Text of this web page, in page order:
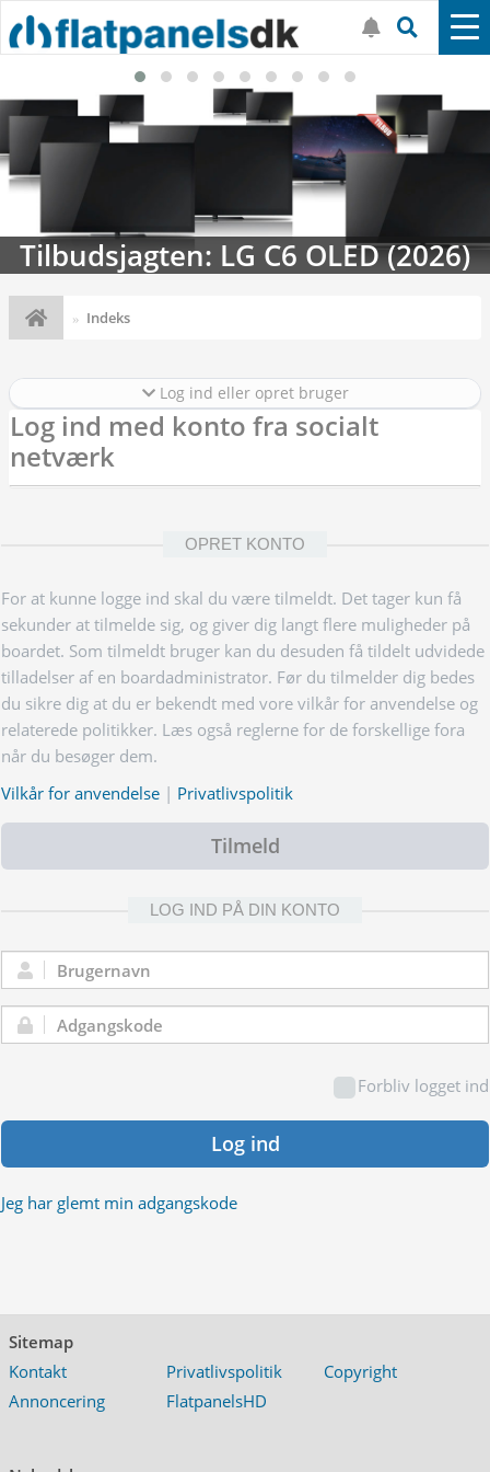
Tilbudsjagten: LG C6 OLED (2026)
Indeks
Log ind eller opret bruger
Log ind med konto fra socialt
netværk
OPRET KONTO
For at kunne logge ind skal du være tilmeldt. Det tager kun få
sekunder at tilmelde sig, og giver dig langt flere muligheder på
boardet. Som tilmeldt bruger kan du desuden få tildelt udvidede
tilladelser af en boardadministrator. Før du tilmelder dig bedes
du sikre dig at du er bekendt med vore vilkår for anvendelse og
relaterede politikker. Læs også reglerne for de forskellige fora
når du besøger dem.
Vilkår for anvendelse | Privatlivspolitik
Tilmeld
LOG IND PÅ DIN KONTO
Brugernavn:
Adgangskode:
Forbliv logget ind
Log ind
Jeg har glemt min adgangskode
Sitemap
Kontakt
Privatlivspolitik
Copyright
Annoncering
FlatpanelsHD